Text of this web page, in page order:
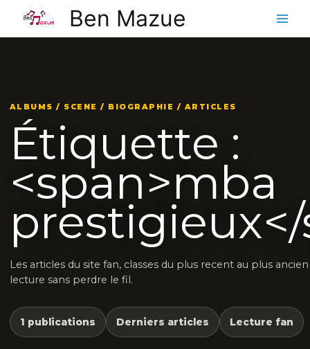
contenu
Ben Mazue
ALBUMS / SCENE / BIOGRAPHIE / ARTICLES
Étiquette :
<span>mba
Les articles du site fan, classes du plus recent au plus
lecture sans perdre le fil.
1 publications Derniers articles Lecture fan